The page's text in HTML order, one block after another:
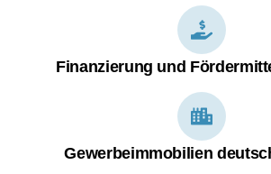
Finanzierung und
Gewerbeimmobilien